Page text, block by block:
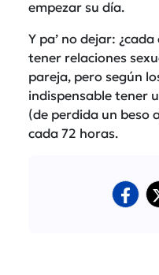
empezar su día.
Y pa’ no dejar:
tener relaciones
pareja, pero según
indispensable tener
(de perdida un beso
cada 72 horas.